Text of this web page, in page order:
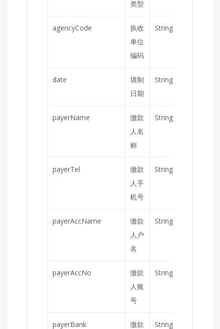
类型
agencyCode
执收
单位
编码
String
date
填制
日期
String
payerName
缴款
人名
称
String
payerTel
缴款
人手
机号
String
payerAccName
缴款
人户
名
String
payerAccNo
缴款
人账
号
String
payerBank
缴款
String